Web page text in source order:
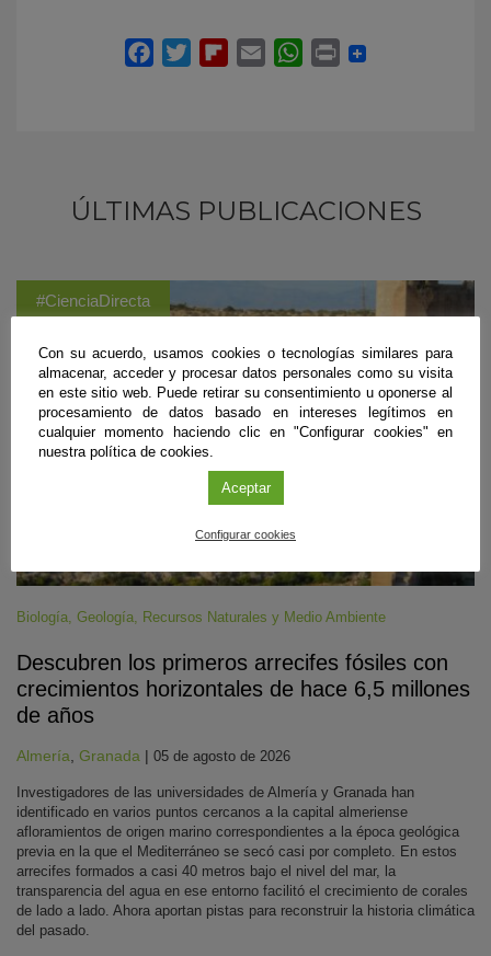
ÚLTIMAS PUBLICACIONES
#CienciaDirecta
Biología, Geología, Recursos Naturales y Medio Ambiente
Descubren los primeros arrecifes fósiles con
crecimientos horizontales de hace 6,5 millones
de años
Almería Granada | 05 de agosto de 2026
Investigadores de las universidades de Almería y Granada han
identificado en varios puntos cercanos a la capital almeriense
afloramientos de origen marino correspondientes a la época geológica
previa en la que el Mediterráneo se secó casi por completo. En estos
arrecifes formados a casi 40 metros bajo el nivel del mar, la
transparencia del agua en ese entorno facilitó el crecimiento de corales
de lado a lado. Ahora aportan pistas para reconstruir la historia climática
del pasado.
Con su acuerdo, usamos cookies o tecnologías similares para
almacenar, acceder y procesar datos personales como su visita
en este sitio web. Puede retirar su consentimiento u oponerse al
procesamiento de datos basado en intereses legítimos en
cualquier momento haciendo clic en "Configurar cookies" en
nuestra política de cookies.
Aceptar
Configurar cookies